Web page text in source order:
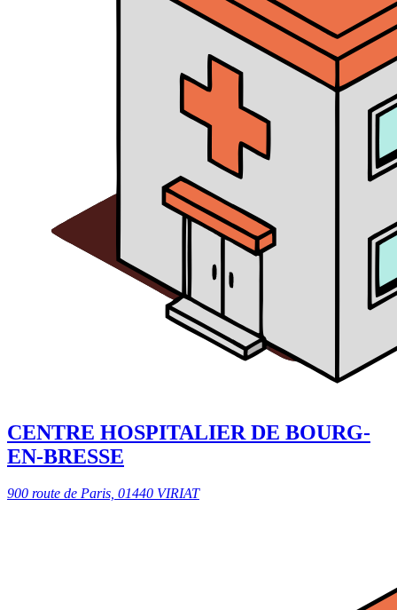
CENTRE HOSPITALIER DE BOURG-
EN-BRESSE
900 route de Paris, 01440 VIRIAT